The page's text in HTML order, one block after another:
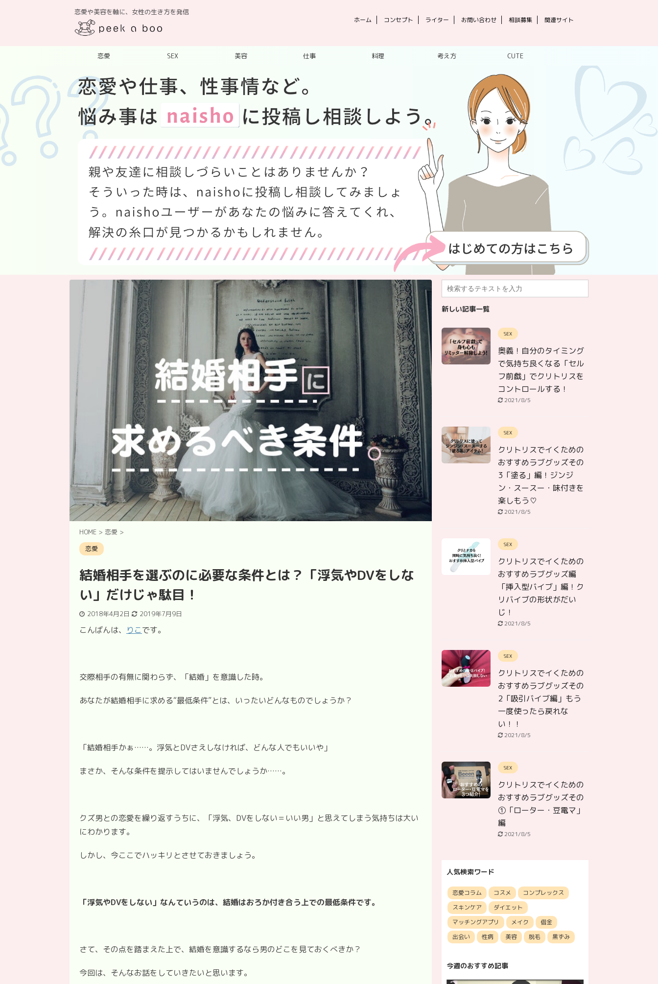
恋愛や美容を軸に、女性の生き方を発信
ホーム コンセプト ライター お問い合わせ 相談募集 関連サイト
恋愛 SEX 美容 仕事 料理 考え方 CUTE
HOME > 恋愛 >
恋愛
結婚相手を選ぶのに必要な条件とは？「浮気やDVをしな
い」だけじゃ駄目！
2018年4月2日 2019年7月9日
こんばんは、 りこです。
交際相手の有無に関わらず、「結婚」を意識した時。
あなたが結婚相手に求める“最低条件”とは、いったいどんなものでしょうか？
「結婚相手かぁ……。浮気とDVさえしなければ、どんな人でもいいや」
まさか、そんな条件を提示してはいませんでしょうか……。
クズ男との恋愛を繰り返すうちに、「浮気、DVをしない＝いい男」と思えてしまう気持ちは大い
にわかります。
しかし、今ここでハッキリとさせておきましょう。
「浮気やDVをしない」なんていうのは、結婚はおろか付き合う上での最低条件です。
さて、その点を踏まえた上で、結婚を意識するなら男のどこを見ておくべきか？
今回は、そんなお話をしていきたいと思います。
新しい記事一覧
SEX
奥義！自分のタイミング
で気持ち良くなる「セル
フ前戯」でクリトリスを
コントロールする！
2021/8/5
SEX
クリトリスでイくための
おすすめラブグッズその
3「塗る」編！ジンジ
ン・スースー・味付きを
楽しもう♡
2021/8/5
SEX
クリトリスでイくための
おすすめラブグッズ編
「挿入型バイブ」編！ク
リバイブの形状がだい
じ！
2021/8/5
SEX
クリトリスでイくための
おすすめラブグッズその
2「吸引バイブ編」もう
一度使ったら戻れな
い！！
2021/8/5
SEX
クリトリスでイくための
おすすめラブグッズその
①「ローター・豆電マ」
編
2021/8/5
人気検索ワード
恋愛コラム コスメ
コンプレックス
スキンケア
ダイエット
マッチングアプリ
メイク
借金
出会い
性病 美容 脱毛 黒ずみ
今週のおすすめ記事